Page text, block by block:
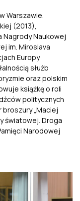
Warszawie.
(2013),
Nagrody Naukowej
im. Miroslava
Europy
służb
oraz polskim
książkę o roli
politycznych
„Maciej
światowej. Droga
Narodowej